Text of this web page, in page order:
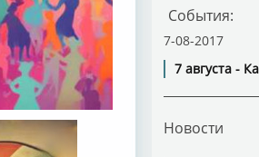
События:
7-08-2017
7 августа -
Новости